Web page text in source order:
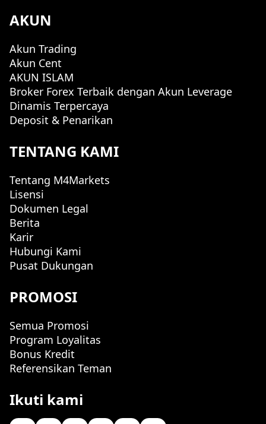
AKUN
Akun Trading
Akun Cent
AKUN ISLAM
Broker Forex Terbaik dengan Akun Leverage
Dinamis Terpercaya
Deposit & Penarikan
TENTANG KAMI
Tentang M4Markets
Lisensi
Dokumen Legal
Berita
Karir
Hubungi Kami
Pusat Dukungan
PROMOSI
Semua Promosi
Program Loyalitas
Bonus Kredit
Referensikan Teman
Ikuti kami